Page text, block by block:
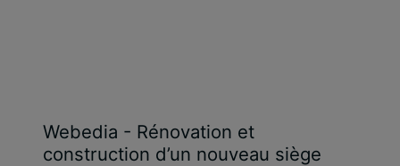
Webedia - Rénovation et
construction d’un nouveau siège